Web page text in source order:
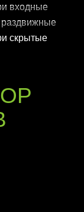
входные
скрытые